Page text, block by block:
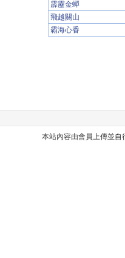
霹靂金蟬
飛越關山
霸海心香
本站內容由會員上傳並